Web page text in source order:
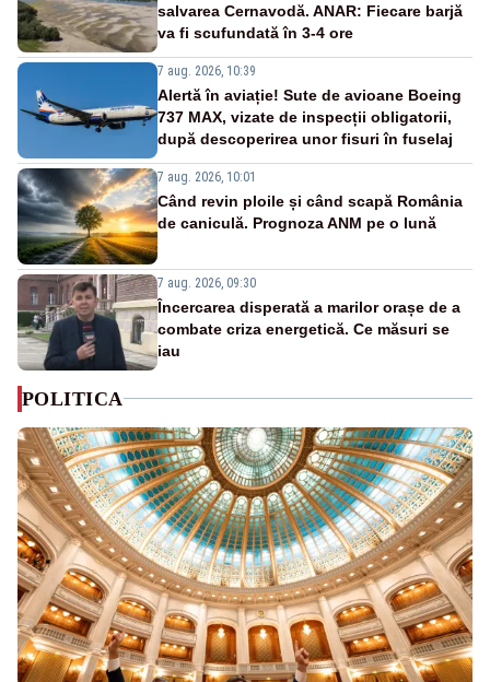
salvarea Cernavodă. ANAR: Fiecare barjă
va fi scufundată în 3-4 ore
7 aug. 2026, 10:39
Alertă în aviație! Sute de avioane Boeing
737 MAX, vizate de inspecții obligatorii,
după descoperirea unor fisuri în fuselaj
7 aug. 2026, 10:01
Când revin ploile și când scapă România
de caniculă. Prognoza ANM pe o lună
7 aug. 2026, 09:30
Încercarea disperată a marilor orașe de a
combate criza energetică. Ce măsuri se
iau
POLITICA